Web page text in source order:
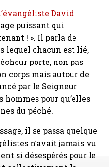
David
puissant qui
! ». Il parla de
lequel chacun est lié,
porte, non pas
corps mais autour de
par le Seigneur
hommes pour qu’elles
du péché.
il se passa quelque
n’avait jamais vu
si désespérés pour le